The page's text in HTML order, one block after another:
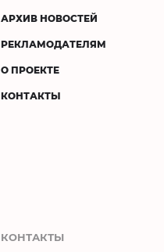
АРХИВ НОВОСТЕЙ
РЕКЛАМОДАТЕЛЯМ
О ПРОЕКТЕ
КОНТАКТЫ
КОНТАКТЫ